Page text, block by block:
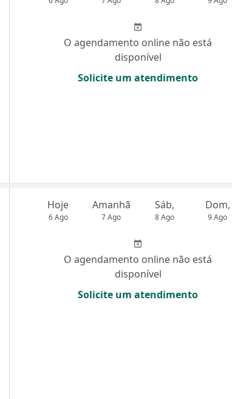
O agendamento online não está
disponível
Solicite um atendimento
Hoje
6 Ago
Amanhã
7 Ago
Sáb,
8 Ago
Dom,
9 Ago
O agendamento online não está
disponível
Solicite um atendimento